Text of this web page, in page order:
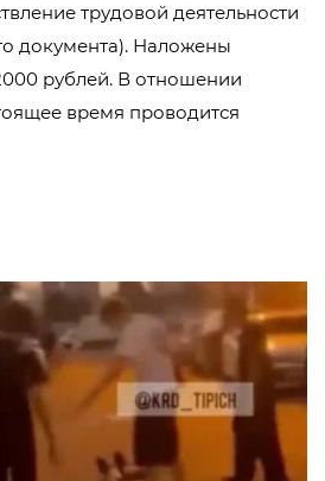
трудовой деятельности
документа). Наложены
рублей. В отношении
время проводится